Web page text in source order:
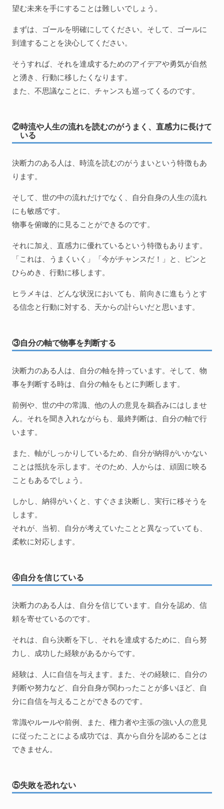
望む未来を手にすることは難しいでしょう。
まずは、ゴールを明確にしてください。そして、ゴールに
到達することを決心してください。
そうすれば、それを達成するためのアイデアや勇気が自然
と湧き、行動に移したくなります。
また、不思議なことに、チャンスも巡ってくるのです。
②時流や人生の流れを読むのがうまく、直感力に長けて
いる
決断力のある人は、時流を読むのがうまいという特徴もあ
ります。
そして、世の中の流れだけでなく、自分自身の人生の流れ
にも敏感です。
物事を俯瞰的に見ることができるのです。
それに加え、直感力に優れているという特徴もあります。
「これは、うまくいく」「今がチャンスだ！」と、ピンと
ひらめき、行動に移します。
ヒラメキは、どんな状況においても、前向きに進もうとす
る信念と行動に対する、天からの計らいだと思います。
③自分の軸で物事を判断する
決断力のある人は、自分の軸を持っています。そして、物
事を判断する時は、自分の軸をもとに判断します。
前例や、世の中の常識、他の人の意見を鵜呑みにはしませ
ん。それを聞き入れながらも、最終判断は、自分の軸で行
います。
また、軸がしっかりしているため、自分が納得がいかない
ことは抵抗を示します。そのため、人からは、頑固に映る
こともあるでしょう。
しかし、納得がいくと、すぐさま決断し、実行に移そうを
します。
それが、当初、自分が考えていたことと異なっていても、
柔軟に対応します。
④自分を信じている
決断力のある人は、自分を信じています。自分を認め、信
頼を寄せているのです。
それは、自ら決断を下し、それを達成するために、自ら努
力し、成功した経験があるからです。
経験は、人に自信を与えます。また、その経験に、自分の
判断や努力など、自分自身が関わったことが多いほど、自
分に自信を与えることができるのです。
常識やルールや前例、また、権力者や主張の強い人の意見
に従ったことによる成功では、真から自分を認めることは
できません。
⑤失敗を恐れない